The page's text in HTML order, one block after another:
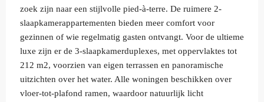
zoek zijn naar een stijlvolle pied-à-terre. De ruimere 2-
slaapkamerappartementen bieden meer comfort voor
gezinnen of wie regelmatig gasten ontvangt. Voor de ultieme
luxe zijn er de 3-slaapkamerduplexes, met oppervlaktes tot
212 m2, voorzien van eigen terrassen en panoramische
uitzichten over het water. Alle woningen beschikken over
vloer-tot-plafond ramen, waardoor natuurlijk licht